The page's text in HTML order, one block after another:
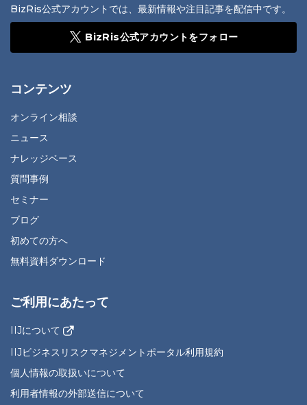
BizRis公式アカウントでは、最新情報や注目記事を配信中です。
BizRis公式アカウントをフォロー
コンテンツ
オンライン相談
ニュース
ナレッジベース
質問事例
セミナー
ブログ
初めての方へ
無料資料ダウンロード
ご利用にあたって
IIJについて
IIJビジネスリスクマネジメントポータル利用規約
個人情報の取扱いについて
利用者情報の外部送信について